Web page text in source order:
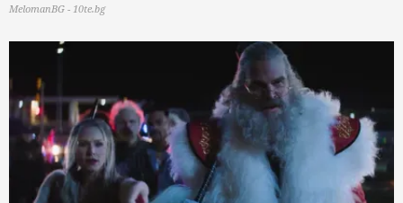
MelomanBG - 10te.bg